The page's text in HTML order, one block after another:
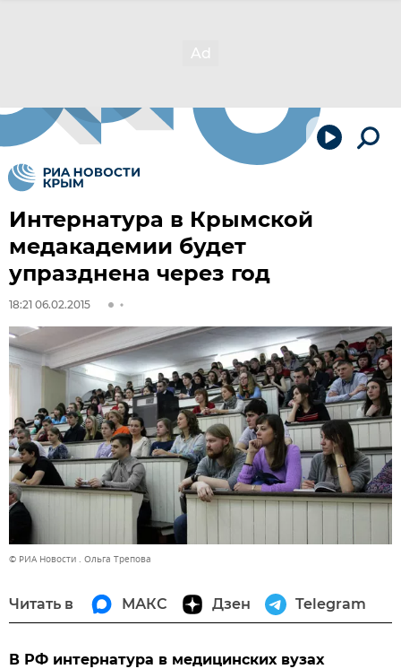
Интернатура в Крымской
медакадемии будет
упразднена через год
18:21 06.02.2015
© РИА Новости . Ольга Трепова
Читать в МАКС Дзен Telegram
В РФ интернатура в медицинских вузах